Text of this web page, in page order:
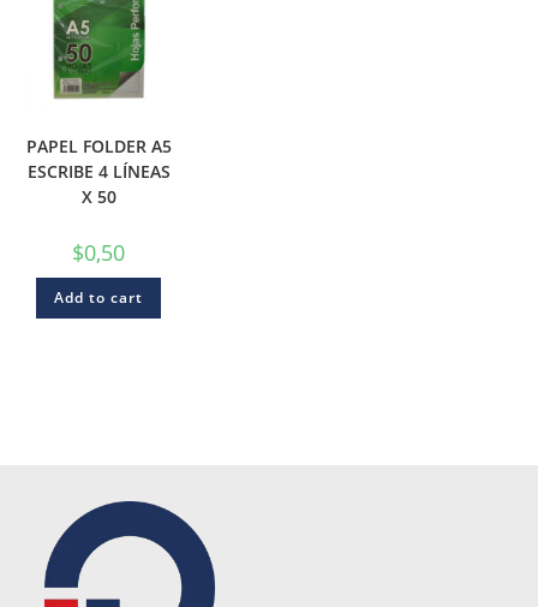
PAPEL FOLDER A5
ESCRIBE 4 LÍNEAS
X 50
$0,50
Add to cart